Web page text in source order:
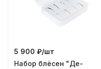
5 900 ₽/шт
Набор блёсен "Де-
27